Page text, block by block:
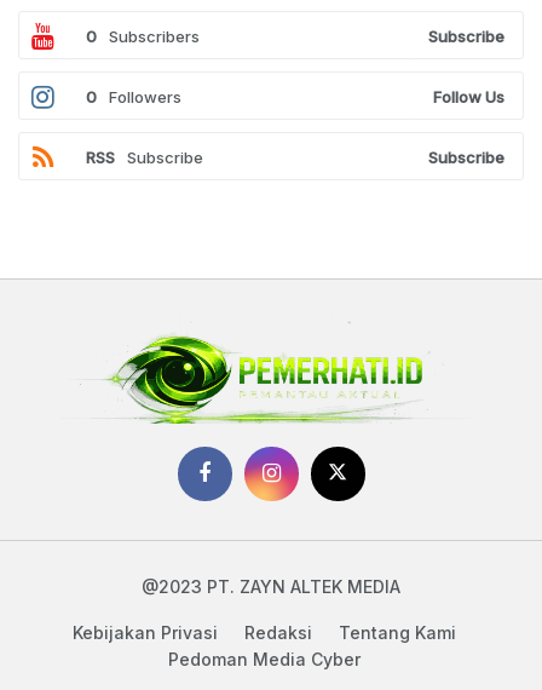
0 Subscribers Subscribe
0 Followers Follow Us
RSS Subscribe Subscribe
@2023 PT. ZAYN ALTEK MEDIA
Kebijakan Privasi Redaksi
Tentang Kami
Pedoman Media Cyber